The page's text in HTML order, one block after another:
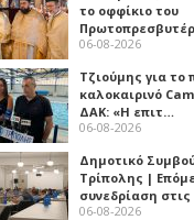
το οφφίκιο του
06-08-2026
Τζιούμης για το
καλοκαιρινό
ΔΑΚ: «Η επιτ…
06-08-2026
Δημοτικό
Τρίπολης |
συνεδρίαση
06-08-2026